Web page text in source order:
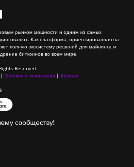
рынком мощности и одним из самых
Как платформа, ориентированная на
полную экосистему решений для майнинга и
биткоинов во всем мире.
Reserved.
| Условия и положения | Контакт
сообществу!